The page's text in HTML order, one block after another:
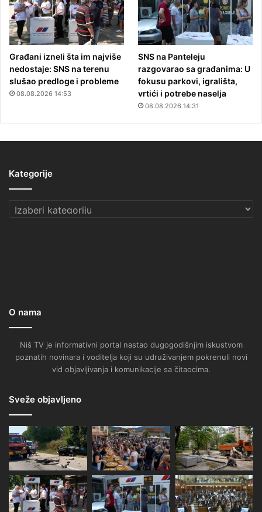
Građani izneli šta im najviše
nedostaje: SNS na terenu
slušao predloge i probleme
08.08.2026 14:53
SNS na Panteleju
razgovarao sa građanima: U
fokusu parkovi, igrališta,
vrtići i potrebe naselja
08.08.2026 14:31
Kategorije
Kategorije
O nama
Niš TV je informativni portal nastao dugogodišnjim iskustvom
poznatih novinara i voditelja koji su udruživanjem pokrenuli novi
vid objavljivanja i komunikacije sa čitaocima.
Sveže objavljeno